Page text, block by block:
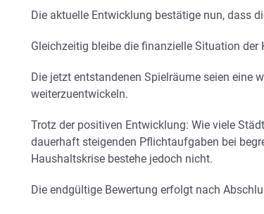
Die aktuelle Entwicklung bestätige nun, dass
Gleichzeitig bleibe die finanzielle Situation
Die jetzt entstandenen Spielräume seien eine
weiterzuentwickeln.
Trotz der positiven Entwicklung: Wie viele
dauerhaft steigenden Pflichtaufgaben bei
Haushaltskrise bestehe jedoch nicht.
Die endgültige Bewertung erfolgt nach